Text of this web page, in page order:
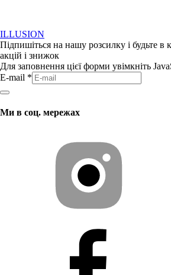
ILLUSION
Підпишіться на нашу розсилку і будьте в
акцій і знижок
Для заповнення цієї форми увімкніть
E-mail *
Ми в соц. мережах